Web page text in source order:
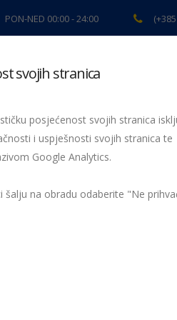
PON-NED 00:00 - 24:00
Servis Preventiva
Alkohol i vožnja
svojih stranica
posjećenost svojih stranica
i uspješnosti svojih stranica te
Google Analytics.
na obradu odaberite "Ne